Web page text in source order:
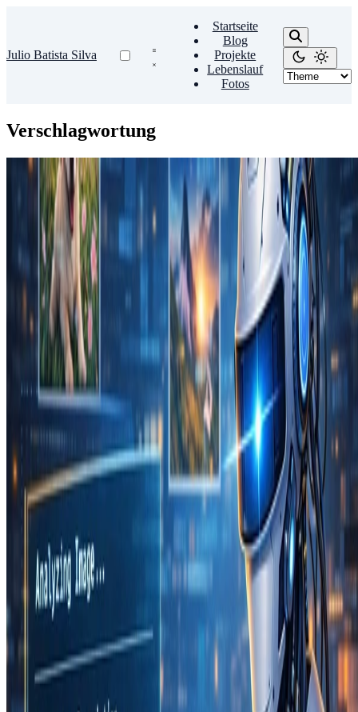
Julio Batista Silva
Startseite
Blog
Projekte
Lebenslauf
Fotos
Verschlagwortung
Photo Tagger (Foto-Tagger)
CLI-Tool zum Beschreiben von Fotos und Hinzufügen von
Stichwörtern mit KI
Nov. 6, 2025 • 1 Min Lesezeit
Mehr lesen